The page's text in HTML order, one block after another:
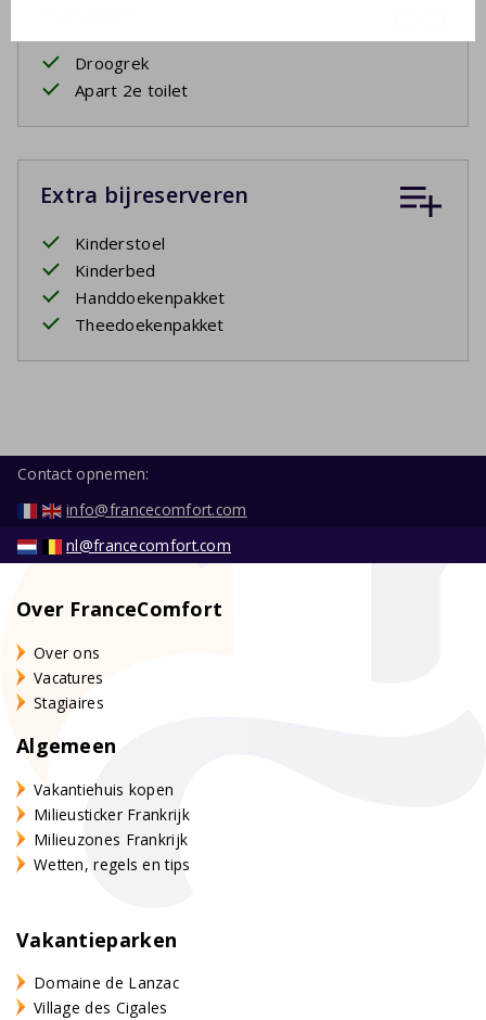
Droogrek
Apart 2e toilet
Extra bijreserveren
Kinderstoel
Kinderbed
Handdoekenpakket
Theedoekenpakket
Contact opnemen:
info@francecomfort.com
nl@francecomfort.com
Over FranceComfort
Over ons
Vacatures
Stagiaires
Algemeen
Vakantiehuis kopen
Milieusticker Frankrijk
Milieuzones Frankrijk
Wetten, regels en tips
Vakantieparken
Domaine de Lanzac
Village des Cigales